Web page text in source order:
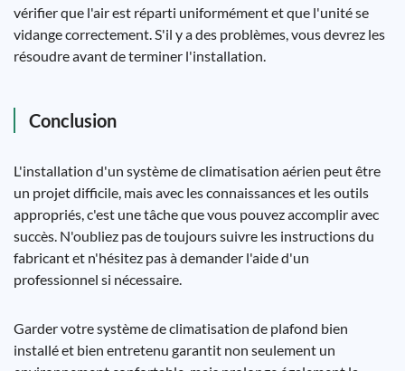
vérifier que l'air est réparti uniformément et que l'unité se
vidange correctement. S'il y a des problèmes, vous devrez les
résoudre avant de terminer l'installation.
Conclusion
L'installation d'un système de climatisation aérien peut être
un projet difficile, mais avec les connaissances et les outils
appropriés, c'est une tâche que vous pouvez accomplir avec
succès. N'oubliez pas de toujours suivre les instructions du
fabricant et n'hésitez pas à demander l'aide d'un
professionnel si nécessaire.
Garder votre système de climatisation de plafond bien
installé et bien entretenu garantit non seulement un